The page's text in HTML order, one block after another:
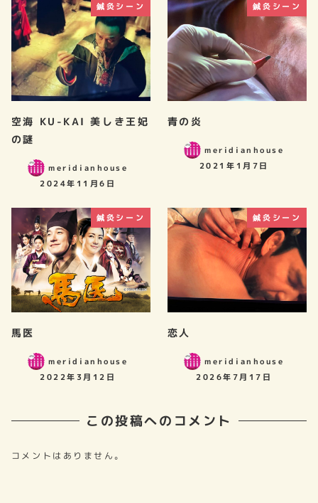
鍼灸シーン
空海 KU-KAI 美しき王妃
の謎
meridianhouse
2024年11月6日
鍼灸シーン
青の炎
meridianhouse
2021年1月7日
鍼灸シーン
馬医
meridianhouse
2022年3月12日
鍼灸シーン
恋人
meridianhouse
2026年7月17日
この投稿へのコメント
コメントはありません。